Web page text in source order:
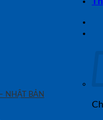
NHẬT BẢN